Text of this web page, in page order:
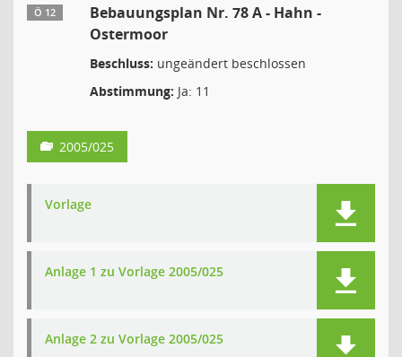
Ö 12
Bebauungsplan Nr. 78 A - Hahn -
Ostermoor
Beschluss: ungeändert beschlossen
Abstimmung: Ja: 11
2005/025
Vorlage
Anlage 1 zu Vorlage 2005/025
Anlage 2 zu Vorlage 2005/025